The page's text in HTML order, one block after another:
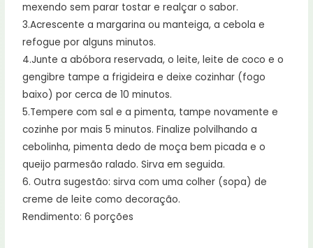
mexendo sem parar tostar e realçar o sabor.
3.Acrescente a margarina ou manteiga, a cebola e
refogue por alguns minutos.
4.Junte a abóbora reservada, o leite, leite de coco e o
gengibre tampe a frigideira e deixe cozinhar (fogo
baixo) por cerca de 10 minutos.
5.Tempere com sal e a pimenta, tampe novamente e
cozinhe por mais 5 minutos. Finalize polvilhando a
cebolinha, pimenta dedo de moça bem picada e o
queijo parmesão ralado. Sirva em seguida.
6. Outra sugestão: sirva com uma colher (sopa) de
creme de leite como decoração.
Rendimento: 6 porções